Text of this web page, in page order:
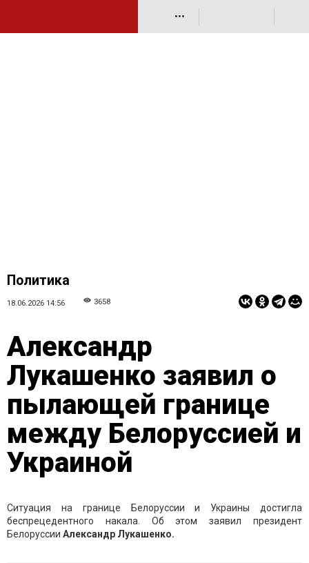
•••
Политика
18.06.2026 14:56 3658
Александр
Лукашенко заявил о
пылающей границе
между Белоруссией и
Украиной
Ситуация на границе Белоруссии и Украины достигла
беспрецедентного накала. Об этом заявил президент
Белоруссии Александр Лукашенко.